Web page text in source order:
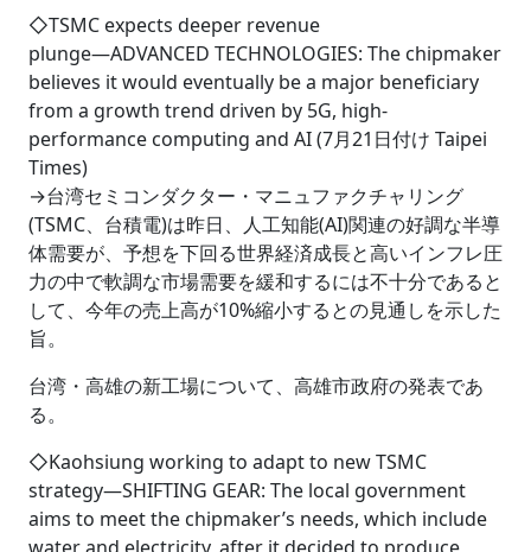
◇TSMC expects deeper revenue
plunge―ADVANCED TECHNOLOGIES: The chipmaker
believes it would eventually be a major beneficiary
from a growth trend driven by 5G, high-
performance computing and AI (7月21日付け Taipei
Times)
→台湾セミコンダクター・マニュファクチャリング
(TSMC、台積電)は昨日、人工知能(AI)関連の好調な半導
体需要が、予想を下回る世界経済成長と高いインフレ圧
力の中で軟調な市場需要を緩和するには不十分であると
して、今年の売上高が10%縮小するとの見通しを示した
旨。
台湾・高雄の新工場について、高雄市政府の発表であ
る。
◇Kaohsiung working to adapt to new TSMC
strategy―SHIFTING GEAR: The local government
aims to meet the chipmaker’s needs, which include